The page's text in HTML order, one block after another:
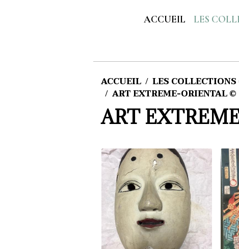
ACCUEIL LES
ACCUEIL
LES
ART EXTREME-ORIENTAL ©
ART